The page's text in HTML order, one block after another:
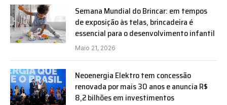
Semana Mundial do Brincar: em tempos
de exposição às telas, brincadeira é
essencial para o desenvolvimento infantil
Maio 21, 2026
Neoenergia Elektro tem concessão
renovada por mais 30 anos e anuncia R$
8,2 bilhões em investimentos